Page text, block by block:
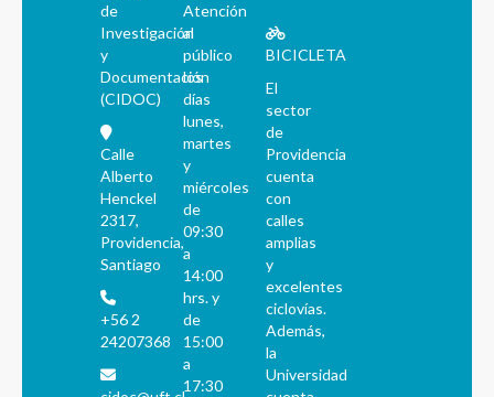
de
Investigación
y
Documentación
(CIDOC)
Calle
Alberto
Henckel
2317,
Providencia,
Santiago
+56 2
24207368
Atención
al
público
los
días
lunes,
martes
y
miércoles
de
09:30
a
14:00
hrs. y
de
15:00
a
17:30
BICICLETA
El
sector
de
Providencia
cuenta
con
calles
amplias
y
excelentes
ciclovías.
Además,
la
Universidad